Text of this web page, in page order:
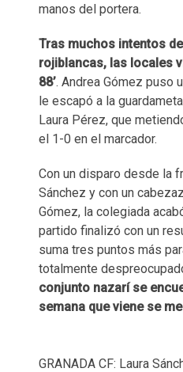
manos del portera.
Tras muchos intentos
rojiblancas, las locales
88’. Andrea Gómez puso
le escapó a la
Laura Pérez, que
el 1-0 en el marcador.
Con un disparo desde la
Sánchez y con un
Gómez, la colegiada
partido finalizó con un
suma tres puntos más
totalmente
conjunto nazarí se
semana que viene se
GRANADA CF: Laura